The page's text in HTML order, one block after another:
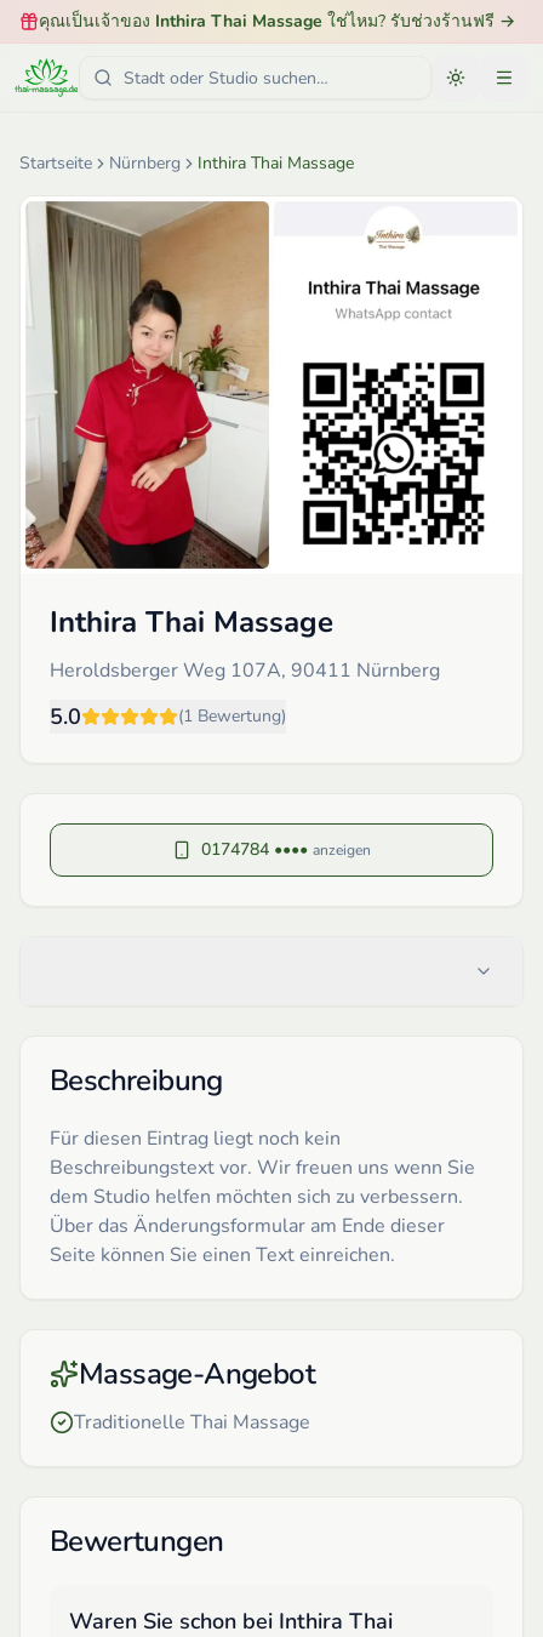
คุณเป็นเจ้าของ Inthira Thai Massage ใช่ไหม? รับช่วงร้านฟรี →
Startseite Nürnberg Inthira Thai Massage
Inthira Thai Massage
Heroldsberger Weg 107A, 90411 Nürnberg
5.0 (1 Bewertung)
0174784 •••• anzeigen
Beschreibung
Für diesen Eintrag liegt noch kein
Beschreibungstext vor. Wir freuen uns wenn Sie
dem Studio helfen möchten sich zu verbessern.
Über das Änderungsformular am Ende dieser
Seite können Sie einen Text einreichen.
Massage-Angebot
Traditionelle Thai Massage
Bewertungen
Waren Sie schon bei Inthira Thai